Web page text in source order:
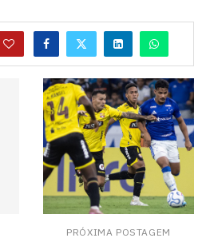
PRÓXIMA POSTAGEM